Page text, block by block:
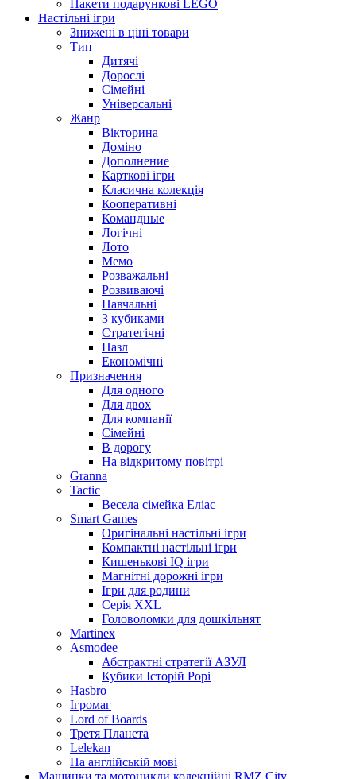
Пакети подарункові LEGO
Настільні ігри
Знижені в ціні товари
Тип
Дитячі
Дорослі
Сімейні
Універсальні
Жанр
Вікторина
Доміно
Дополнение
Карткові ігри
Класична колекція
Кооперативні
Командные
Логічні
Лото
Мемо
Розважальні
Розвиваючі
Навчальні
З кубиками
Стратегічні
Пазл
Економічні
Призначення
Для одного
Для двох
Для компанії
Сімейні
В дорогу
На відкритому повітрі
Granna
Tactic
Весела сімейка Еліас
Smart Games
Оригінальні настільні ігри
Компактні настільні ігри
Кишенькові IQ ігри
Магнітні дорожні ігри
Ігри для родини
Серія XXL
Головоломки для дошкільнят
Martinex
Asmodee
Абстрактні стратегії АЗУЛ
Кубики Історій Рорі
Hasbro
Ігромаг
Lord of Boards
Третя Планета
Lelekan
На англійській мові
Машинки та мотоцикли колекційні RMZ City